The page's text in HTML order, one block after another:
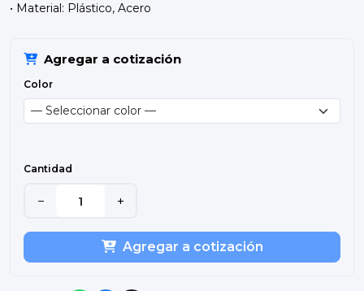
• Material: Plástico, Acero
Agregar a cotización
Color
Cantidad
− +
Agregar a cotización